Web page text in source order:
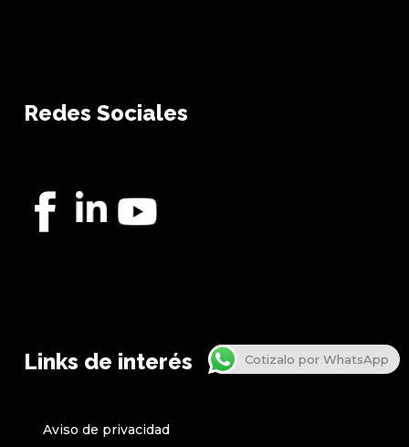
Redes Sociales
Links de interés
Aviso de privacidad
Cotizalo por WhatsApp